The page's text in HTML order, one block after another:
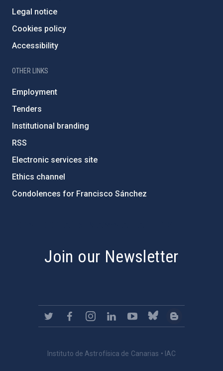
Legal notice
Cookies policy
Accessibility
OTHER LINKS
Employment
Tenders
Institutional branding
RSS
Electronic services site
Ethics channel
Condolences for Francisco Sánchez
Join our Newsletter
Instituto de Astrofísica de Canarias • IAC